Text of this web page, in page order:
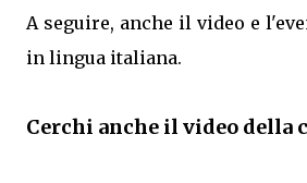
A seguire, anche il video e
in lingua italiana.
Cerchi anche il video della